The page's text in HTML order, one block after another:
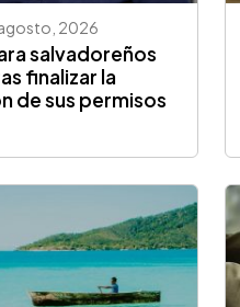
2026
salvadoreños
finalizar la
de sus permisos